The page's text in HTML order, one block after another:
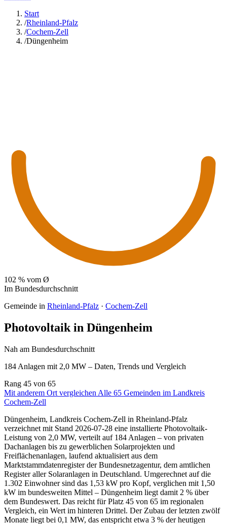
Start
/Rheinland-Pfalz
/Cochem-Zell
/Düngenheim
102 % vom Ø
Im Bundesdurchschnitt
Gemeinde in Rheinland-Pfalz · Cochem-Zell
Photovoltaik in Düngenheim
Nah am Bundesdurchschnitt
184 Anlagen mit 2,0 MW – Daten, Trends und Vergleich
Rang 45 von 65
Mit anderem Ort vergleichen Alle 65 Gemeinden im Landkreis
Cochem-Zell
Düngenheim, Landkreis Cochem-Zell in Rheinland-Pfalz
verzeichnet mit Stand 2026-07-28 eine installierte Photovoltaik-
Leistung von 2,0 MW, verteilt auf 184 Anlagen – von privaten
Dachanlagen bis zu gewerblichen Solarprojekten und
Freiflächenanlagen, laufend aktualisiert aus dem
Marktstammdatenregister der Bundesnetzagentur, dem amtlichen
Register aller Solaranlagen in Deutschland. Umgerechnet auf die
1.302 Einwohner sind das 1,53 kW pro Kopf, verglichen mit 1,50
kW im bundesweiten Mittel – Düngenheim liegt damit 2 % über
dem Bundeswert. Das reicht für Platz 45 von 65 im regionalen
Vergleich, ein Wert im hinteren Drittel. Der Zubau der letzten zwölf
Monate liegt bei 0,1 MW, das entspricht etwa 3 % der heutigen